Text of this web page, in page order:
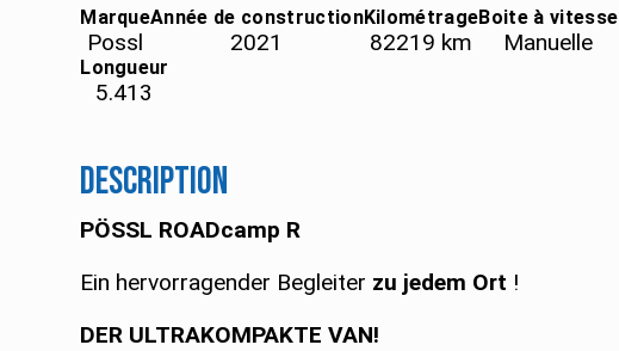
Marque
Possl
Année de construction
2021
Kilométrage
82219 km
Boite à vitesse
Manuelle
Longueur
5.413
Description
PÖSSL ROADcamp R
Ein hervorragender Begleiter zu jedem Ort !
DER ULTRAKOMPAKTE VAN!